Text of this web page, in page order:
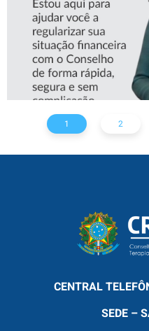
1 2
CENTRAL
SEDE –